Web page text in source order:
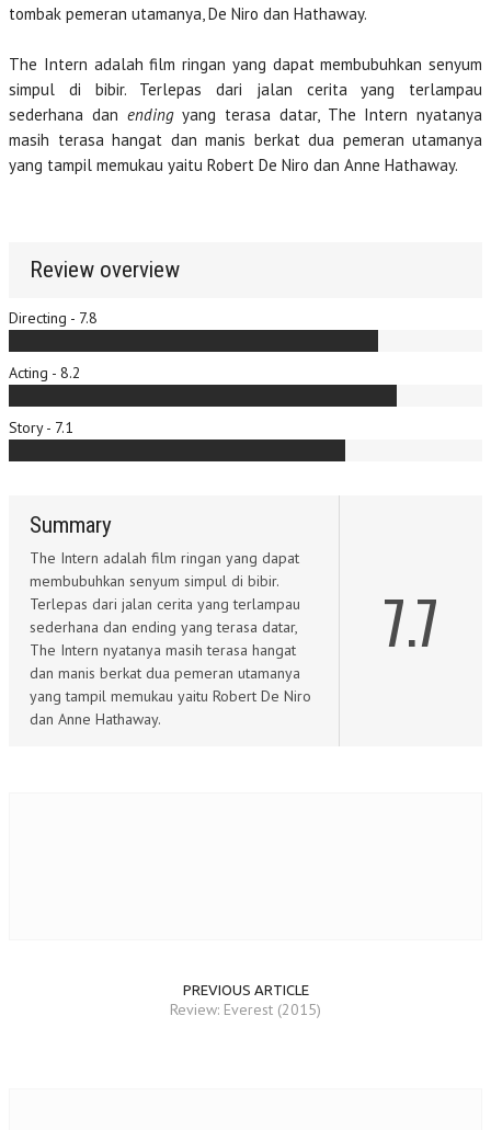
tombak pemeran utamanya, De Niro dan Hathaway.
The Intern adalah film ringan yang dapat membubuhkan senyum
simpul di bibir. Terlepas dari jalan cerita yang terlampau
sederhana dan endingyang terasa datar, The Intern nyatanya
masih terasa hangat dan manis berkat dua pemeran utamanya
yang tampil memukau yaitu Robert De Niro dan Anne Hathaway.
Review overview
Directing - 7.8
Acting - 8.2
Story - 7.1
Summary
The Intern adalah film ringan yang dapat
membubuhkan senyum simpul di bibir.
Terlepas dari jalan cerita yang terlampau
sederhana dan ending yang terasa datar,
The Intern nyatanya masih terasa hangat
dan manis berkat dua pemeran utamanya
yang tampil memukau yaitu Robert De Niro
dan Anne Hathaway.
7.7
PREVIOUS ARTICLE
Review: Everest (2015)